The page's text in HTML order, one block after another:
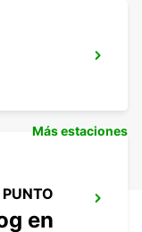
Más estaciones
en